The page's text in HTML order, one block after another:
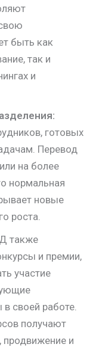
быть как
так и
и
готовых
Перевод
на более
нормальная
новые
роста.
также
и премии,
участие
своей работе.
получают
продвижение и